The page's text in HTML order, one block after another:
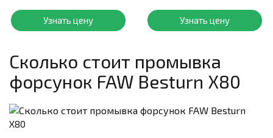
Узнать цену Узнать цену
Сколько стоит промывка
форсунок FAW Besturn X80